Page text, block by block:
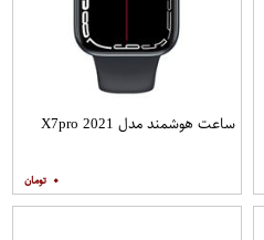
ساعت هوشمند مدل X7pro 2021
۰